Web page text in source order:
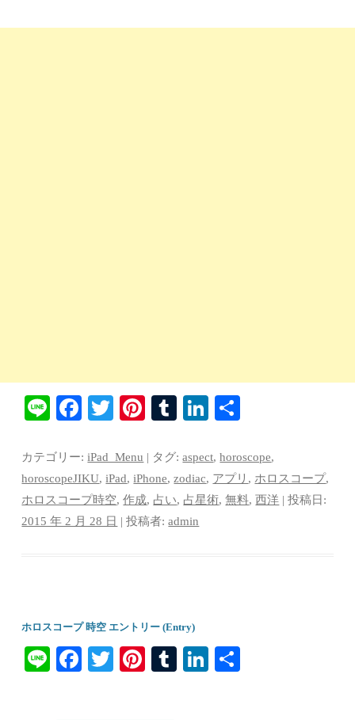
Li
Fa
bo
ok
T
tte
r
Pi
er
es
t
T
m
bl
r
Li
ed
In
カテゴリー:iPad_Menu | タグ:aspect,horoscope,
horoscopeJIKU,iPad,iPhone,zodiac, アプリ , ホロスコープ,
ホロスコープ時空,作成, 占い, 占星術,無料,西洋 | 投稿日:
2015 年 2 月 28 日 |投稿者:admin
ホロスコープ 時空 エントリー (Entry)
Li
Fa T
Pi
T
Li